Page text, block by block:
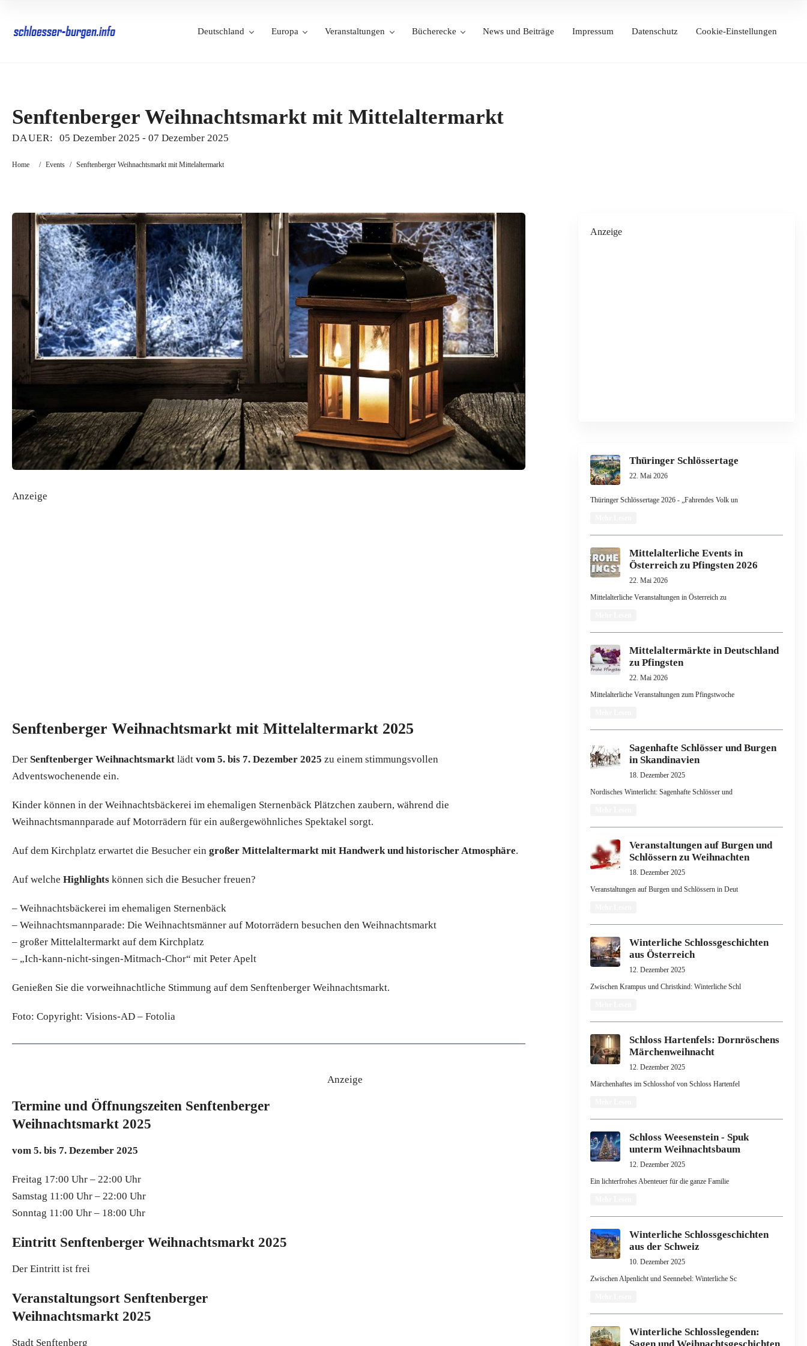
Deutschland Europa Veranstaltungen Bücherecke News und Beiträge Impressum Datenschutz Cookie-Einstellungen
Senftenberger Weihnachtsmarkt mit Mittelaltermarkt
DAUER: 05 Dezember 2025 - 07 Dezember 2025
Home / Events / Senftenberger Weihnachtsmarkt mit Mittelaltermarkt
Anzeige
Senftenberger Weihnachtsmarkt mit Mittelaltermarkt 2025
Der Senftenberger Weihnachtsmarkt lädt vom 5. bis 7. Dezember 2025 zu einem stimmungsvollen
Adventswochenende ein.
Kinder können in der Weihnachtsbäckerei im ehemaligen Sternenbäck Plätzchen zaubern, während die
Weihnachtsmannparade auf Motorrädern für ein außergewöhnliches Spektakel sorgt.
Auf dem Kirchplatz erwartet die Besucher ein großer Mittelaltermarkt mit Handwerk und historischer Atmosphäre.
Auf welche Highlights können sich die Besucher freuen?
– Weihnachtsbäckerei im ehemaligen Sternenbäck
– Weihnachtsmannparade: Die Weihnachtsmänner auf Motorrädern besuchen den Weihnachtsmarkt
– großer Mittelaltermarkt auf dem Kirchplatz
– „Ich-kann-nicht-singen-Mitmach-Chor“ mit Peter Apelt
Genießen Sie die vorweihnachtliche Stimmung auf dem Senftenberger Weihnachtsmarkt.
Foto: Copyright: Visions-AD – Fotolia
Anzeige
Termine und Öffnungszeiten Senftenberger
Weihnachtsmarkt 2025
vom 5. bis 7. Dezember 2025
Freitag 17:00 Uhr – 22:00 Uhr
Samstag 11:00 Uhr – 22:00 Uhr
Sonntag 11:00 Uhr – 18:00 Uhr
Eintritt Senftenberger Weihnachtsmarkt 2025
Der Eintritt ist frei
Veranstaltungsort Senftenberger
Weihnachtsmarkt 2025
Stadt Senftenberg
Anzeige
Thüringer Schlössertage
22. Mai 2026
Thüringer Schlössertage 2026 - „Fahrendes Volk un
Mittelalterliche Events in
Österreich zu Pfingsten 2026
22. Mai 2026
Mittelalterliche Veranstaltungen in Österreich zu
Mittelaltermärkte in Deutschland
zu Pfingsten
22. Mai 2026
Mittelalterliche Veranstaltungen zum Pfingstwoche
Sagenhafte Schlösser und Burgen
in Skandinavien
18. Dezember 2025
Nordisches Winterlicht: Sagenhafte Schlösser und
Veranstaltungen auf Burgen und
Schlössern zu Weihnachten
18. Dezember 2025
Veranstaltungen auf Burgen und Schlössern in Deut
Winterliche Schlossgeschichten
aus Österreich
12. Dezember 2025
Zwischen Krampus und Christkind: Winterliche Schl
Schloss Hartenfels: Dornröschens
Märchenweihnacht
12. Dezember 2025
Märchenhaftes im Schlosshof von Schloss Hartenfel
Schloss Weesenstein - Spuk
unterm Weihnachtsbaum
12. Dezember 2025
Ein lichterfrohes Abenteuer für die ganze Familie
Winterliche Schlossgeschichten
aus der Schweiz
10. Dezember 2025
Zwischen Alpenlicht und Seennebel: Winterliche Sc
Winterliche Schlosslegenden: